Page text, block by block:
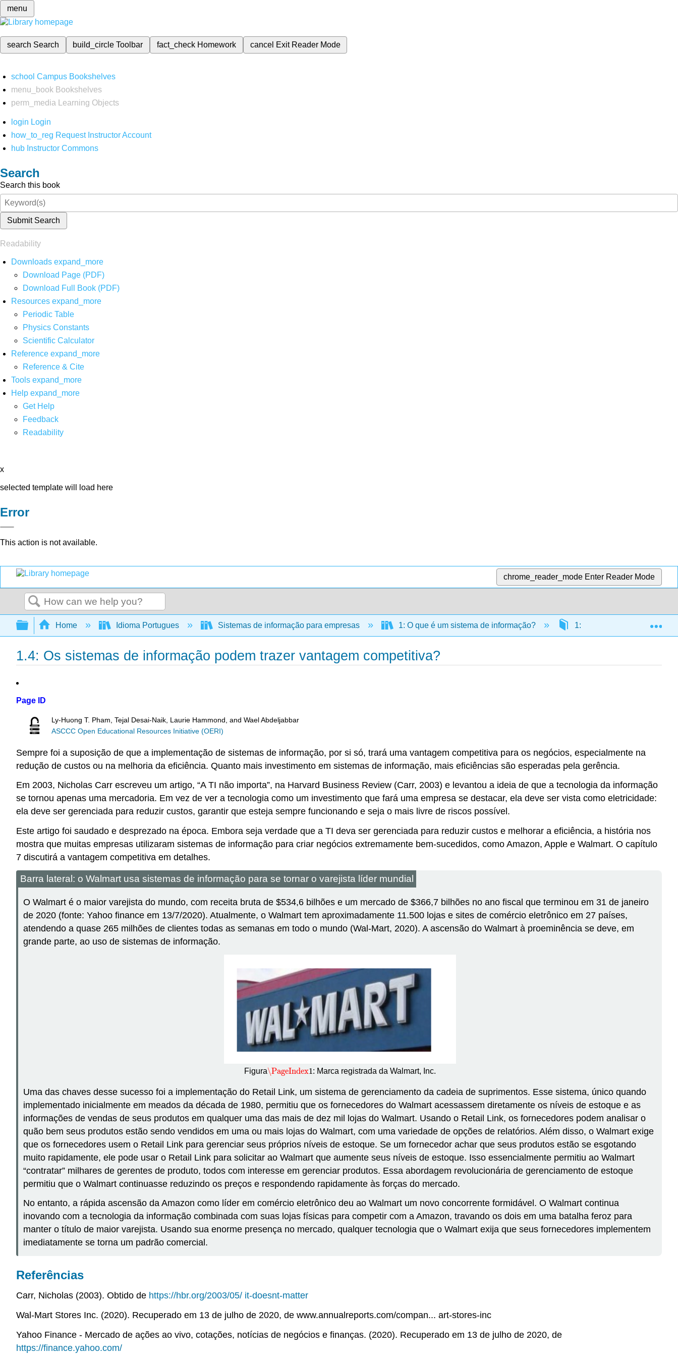
menu
search Search build_circleToolbar fact_check Homework cancel Exit Reader Mode
school Campus Bookshelves
menu_book Bookshelves
perm_media
Learning Objects
login Login
how_to_reg Request Instructor Account
hub Instructor Commons
Search
Search this book
Submit Search
Readability
Downloads expand_more
Download Page (PDF)
Download Full Book (PDF)
Resources expand_more
Periodic Table
Physics Constants
Scientific Calculator
Reference expand_more
Reference & Cite
Tools expand_more
Help expand_more
Get Help
Feedback
Readability
x
selected template will load here
Error
This action is not available.
chrome_reader_mode Enter Reader Mode
Search
Expand/collapse global hierarchy
Home Idioma Portugues Sistemas de informação para empresas 1: O que é um sistema de informação? 1: O que é um sistema de
1.4: Os sistemas de informação podem trazer vantagem competitiva?
Page ID
Ly-Huong T. Pham, Tejal Desai-Naik, Laurie Hammond, and Wael Abdeljabbar
ASCCC Open Educational Resources Initiative (OERI)
Sempre foi a suposição de que a implementação de sistemas de informação, por si só, trará uma vantagem competitiva para os negócios, especialmente na
redução de custos ou na melhoria da eficiência. Quanto mais investimento em sistemas de informação, mais eficiências são esperadas pela gerência.
Em 2003, Nicholas Carr escreveu um artigo, “A TI não importa”, na Harvard Business Review (Carr, 2003) e levantou a ideia de que a tecnologia da informação
se tornou apenas uma mercadoria. Em vez de ver a tecnologia como um investimento que fará uma empresa se destacar, ela deve ser vista como eletricidade:
ela deve ser gerenciada para reduzir custos, garantir que esteja sempre funcionando e seja o mais livre de riscos possível.
Este artigo foi saudado e desprezado na época. Embora seja verdade que a TI deva ser gerenciada para reduzir custos e melhorar a eficiência, a história nos
mostra que muitas empresas utilizaram sistemas de informação para criar negócios extremamente bem-sucedidos, como Amazon, Apple e Walmart. O capítulo
7 discutirá a vantagem competitiva em detalhes.
Barra lateral: o Walmart usa sistemas de informação para se tornar o varejista líder mundial
O Walmart é o maior varejista do mundo, com receita bruta de $534,6 bilhões e um mercado de $366,7 bilhões no ano fiscal que terminou em 31 de janeiro
de 2020 (fonte: Yahoo finance em 13/7/2020). Atualmente, o Walmart tem aproximadamente 11.500 lojas e sites de comércio eletrônico em 27 países,
atendendo a quase 265 milhões de clientes todas as semanas em todo o mundo (Wal-Mart, 2020). A ascensão do Walmart à proeminência se deve, em
grande parte, ao uso de sistemas de informação.
Figura\PageIndex1
\PageIndex1: Marca registrada da Walmart, Inc.
Uma das chaves desse sucesso foi a implementação do Retail Link, um sistema de gerenciamento da cadeia de suprimentos. Esse sistema, único quando
implementado inicialmente em meados da década de 1980, permitiu que os fornecedores do Walmart acessassem diretamente os níveis de estoque e as
informações de vendas de seus produtos em qualquer uma das mais de dez mil lojas do Walmart. Usando o Retail Link, os fornecedores podem analisar o
quão bem seus produtos estão sendo vendidos em uma ou mais lojas do Walmart, com uma variedade de opções de relatórios. Além disso, o Walmart exige
que os fornecedores usem o Retail Link para gerenciar seus próprios níveis de estoque. Se um fornecedor achar que seus produtos estão se esgotando
muito rapidamente, ele pode usar o Retail Link para solicitar ao Walmart que aumente seus níveis de estoque. Isso essencialmente permitiu ao Walmart
“contratar” milhares de gerentes de produto, todos com interesse em gerenciar produtos. Essa abordagem revolucionária de gerenciamento de estoque
permitiu que o Walmart continuasse reduzindo os preços e respondendo rapidamente às forças do mercado.
No entanto, a rápida ascensão da Amazon como líder em comércio eletrônico deu ao Walmart um novo concorrente formidável. O Walmart continua
inovando com a tecnologia da informação combinada com suas lojas físicas para competir com a Amazon, travando os dois em uma batalha feroz para
manter o título de maior varejista. Usando sua enorme presença no mercado, qualquer tecnologia que o Walmart exija que seus fornecedores implementem
imediatamente se torna um padrão comercial.
Referências
Carr, Nicholas (2003). Obtido de https://hbr.org/2003/05/ it-doesnt-matter
Wal-Mart Stores Inc. (2020). Recuperado em 13 de julho de 2020, de www.annualreports.com/compan... art-stores-inc
Yahoo Finance - Mercado de ações ao vivo, cotações, notícias de negócios e finanças. (2020). Recuperado em 13 de julho de 2020, de
https://finance.yahoo.com/